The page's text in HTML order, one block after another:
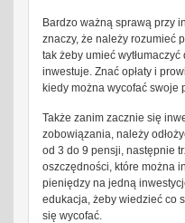
Bardzo ważną sprawą przy
znaczy, że należy rozumieć
tak żeby umieć
inwestuje. Znać opłaty i
kiedy można wycofać swoje
Także zanim zacznie się
zobowiązania, należy
od 3 do 9 pensji, następnie
oszczędności, które można
pieniędzy na jedną
edukacja, żeby wiedzieć co
się wycofać.